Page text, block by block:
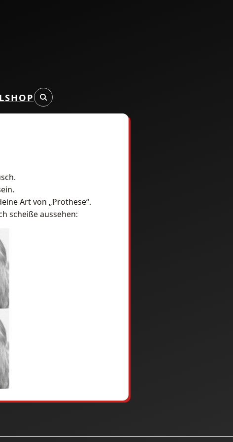
SHOP
Art von „Prothese“.
scheiße aussehen: